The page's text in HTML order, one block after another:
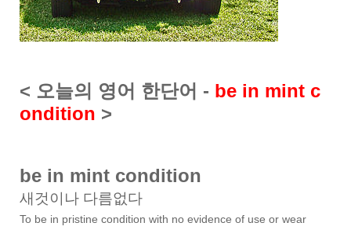
< 오늘의 영어 한단어 - be in mint c
ondition >
be in mint condition
새것이나 다름없다
To be in pristine condition with no evidence of use or wear